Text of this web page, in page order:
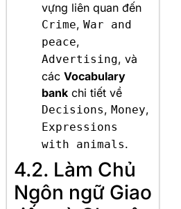
vựng liên quan đến
Crime, War and
peace,
Advertising, và
các Vocabulary
bank chi tiết về
Decisions, Money,
Expressions
with animals.
4.2. Làm Chủ
Ngôn ngữ Giao